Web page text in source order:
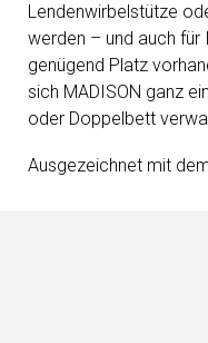
Lendenwirbelstütze
werden – und auch für
genügend Platz
sich MADISON ganz
oder Doppelbett
Ausgezeichnet mit